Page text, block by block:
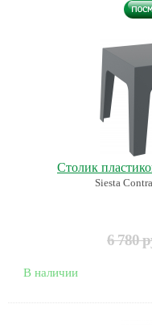
Столик
Siesta
6 780
В наличии